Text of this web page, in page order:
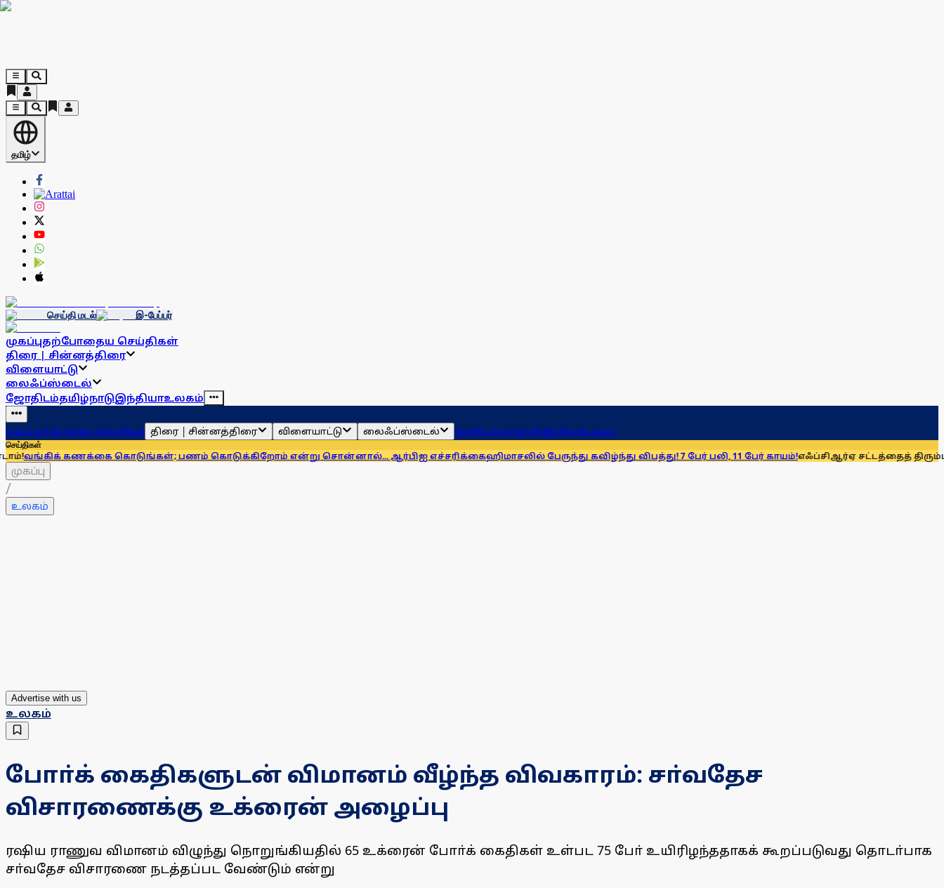
தமிழ்
செய்தி மடல் இ-பேப்பர்
முகப்புதற்போதைய செய்திகள்
திரை | சின்னத்திரை
விளையாட்டு
லைஃப்ஸ்டைல்
ஜோதிடம்தமிழ்நாடுஇந்தியாஉலகம்
முகப்புதற்போதைய செய்திகள் திரை | சின்னத்திரை விளையாட்டு லைஃப்ஸ்டைல் ஜோதிடம்தமிழ்நாடுஇந்தியாஉலகம்
செய்திகள்
கொடுங்கள்; பணம் கொடுக்கிறோம் என்று சொன்னால்... ஆர்பிஐ எச்சரிக்கைஹிமாசலில் பேருந்து கவிழ்ந்து விபத்து! 7 பேர் பலி, 11 பேர் காயம்!எஃப்சிஆர்ஏ சட்டத்தைத் திரும்பப் பெறுக:
முகப்பு
/
உலகம்
Advertise with us
உலகம்
போா்க் கைதிகளுடன் விமானம் வீழ்ந்த விவகாரம்: சா்வதேச
விசாரணைக்கு உக்ரைன் அழைப்பு
ரஷிய ராணுவ விமானம் விழுந்து நொறுங்கியதில் 65 உக்ரைன் போா்க் கைதிகள் உள்பட 75 போ் உயிரிழந்ததாகக் கூறப்படுவது தொடா்பாக
சா்வதேச விசாரணை நடத்தப்பட வேண்டும் என்று